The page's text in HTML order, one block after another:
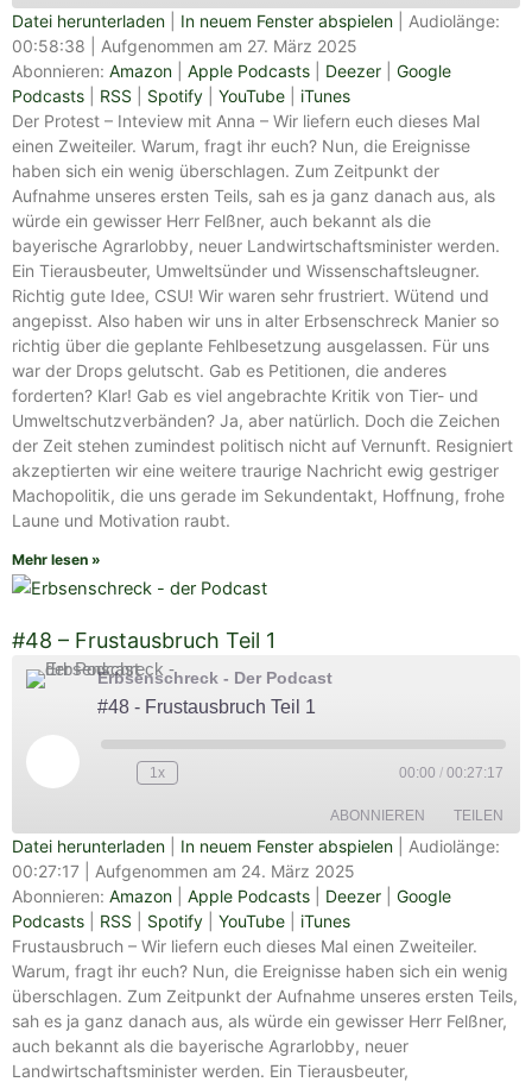
Amazon
Deezer Google Podcasts
RSS Spotify
YouTube iTunes
RSS FEED
TEILEN
LINK
EMBED
Datei herunterladen In neuem Fenster abspielen
Audiolänge:
00:58:38
Aufgenommen am 27. März 2025
Abonnieren: Amazon Apple Podcasts Deezer
Google
Podcasts
RSS Spotify YouTube
iTunes
Der Protest – Inteview mit Anna – Wir liefern euch dieses Mal
einen Zweiteiler. Warum, fragt ihr euch? Nun, die Ereignisse
haben sich ein wenig überschlagen. Zum Zeitpunkt der
Aufnahme unseres ersten Teils, sah es ja ganz danach aus, als
würde ein gewisser Herr Felßner, auch bekannt als die
bayerische Agrarlobby, neuer Landwirtschaftsminister werden.
Ein Tierausbeuter, Umweltsünder und Wissenschaftsleugner.
Richtig gute Idee, CSU! Wir waren sehr frustriert. Wütend und
angepisst. Also haben wir uns in alter Erbsenschreck Manier so
richtig über die geplante Fehlbesetzung ausgelassen. Für uns
war der Drops gelutscht. Gab es Petitionen, die anderes
forderten? Klar! Gab es viel angebrachte Kritik von Tier- und
Umweltschutzverbänden? Ja, aber natürlich. Doch die Zeichen
der Zeit stehen zumindest politisch nicht auf Vernunft. Resigniert
akzeptierten wir eine weitere traurige Nachricht ewig gestriger
Machopolitik, die uns gerade im Sekundentakt, Hoffnung, frohe
Laune und Motivation raubt.
Mehr lesen »
#48 – Frustausbruch Teil 1
Erbsenschreck - Der Podcast
#48 - Frustausbruch Teil 1
1x 00:00 / 00:27:17
ABONNIEREN TEILEN
Amazon
Deezer Google Podcasts
RSS Spotify
YouTube iTunes
RSS FEED
TEILEN
LINK
EMBED
Datei herunterladen In neuem Fenster abspielen
Audiolänge:
00:27:17
Aufgenommen am 24. März 2025
Abonnieren: Amazon Apple Podcasts Deezer
Google
Podcasts
RSS Spotify YouTube
iTunes
Frustausbruch – Wir liefern euch dieses Mal einen Zweiteiler.
Warum, fragt ihr euch? Nun, die Ereignisse haben sich ein wenig
überschlagen. Zum Zeitpunkt der Aufnahme unseres ersten Teils,
sah es ja ganz danach aus, als würde ein gewisser Herr Felßner,
auch bekannt als die bayerische Agrarlobby, neuer
Landwirtschaftsminister werden. Ein Tierausbeuter,